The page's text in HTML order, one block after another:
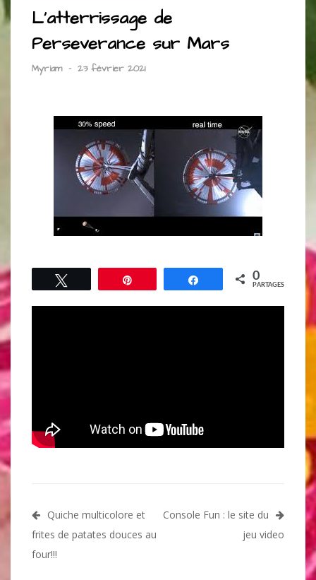
L’atterrissage de
Perseverance sur Mars
Myriam - 23 février 2021
Partagez 0
PARTAGES
Navigation
de
l’article
Quiche multicolore et
frites de patates douces au
four!!!
Console Fun : le site du
jeu video